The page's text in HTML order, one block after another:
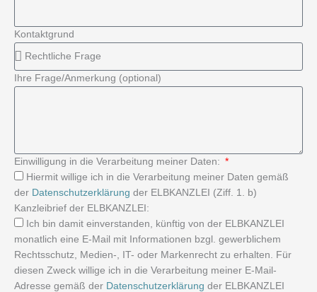
Kontaktgrund
Ihre Frage/Anmerkung (optional)
Einwilligung in die Verarbeitung meiner Daten:
Hiermit willige ich in die Verarbeitung meiner Daten gemäß
der Datenschutzerklärung der ELBKANZLEI (Ziff. 1. b)
Kanzleibrief der ELBKANZLEI:
Ich bin damit einverstanden, künftig von der ELBKANZLEI
monatlich eine E-Mail mit Informationen bzgl. gewerblichem
Rechtsschutz, Medien-, IT- oder Markenrecht zu erhalten. Für
diesen Zweck willige ich in die Verarbeitung meiner E-Mail-
Adresse gemäß der Datenschutzerklärung der ELBKANZLEI